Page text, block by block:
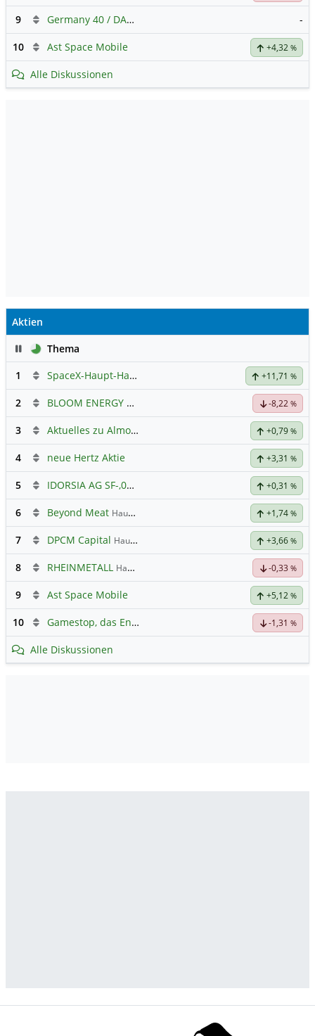
9 Germany 40 / DAX Prognose -
10 Ast Space Mobile +4,32 %
Alle Diskussionen
Aktien
PauseThema
1
SpaceX-Haupt-Hauptforum +11,71 %
2 BLOOM ENERGY A -8,22 %
3 Aktuelles zu Almonty Industries +0,79 %
4 neue Hertz Aktie +3,31 %
5 IDORSIA AG SF-,05 +0,31 %
6 Beyond Meat Hauptdiskussion +1,74 %
7 DPCM Capital Hauptdiskussion +3,66 %
8 RHEINMETALL Hauptdiskussion -0,33 %
9 Ast Space Mobile +5,12 %
10 Gamestop, das Ende naht -1,31 %
Alle Diskussionen